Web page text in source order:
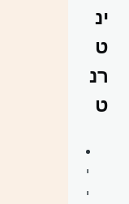
ינ
ט
רנ
ט